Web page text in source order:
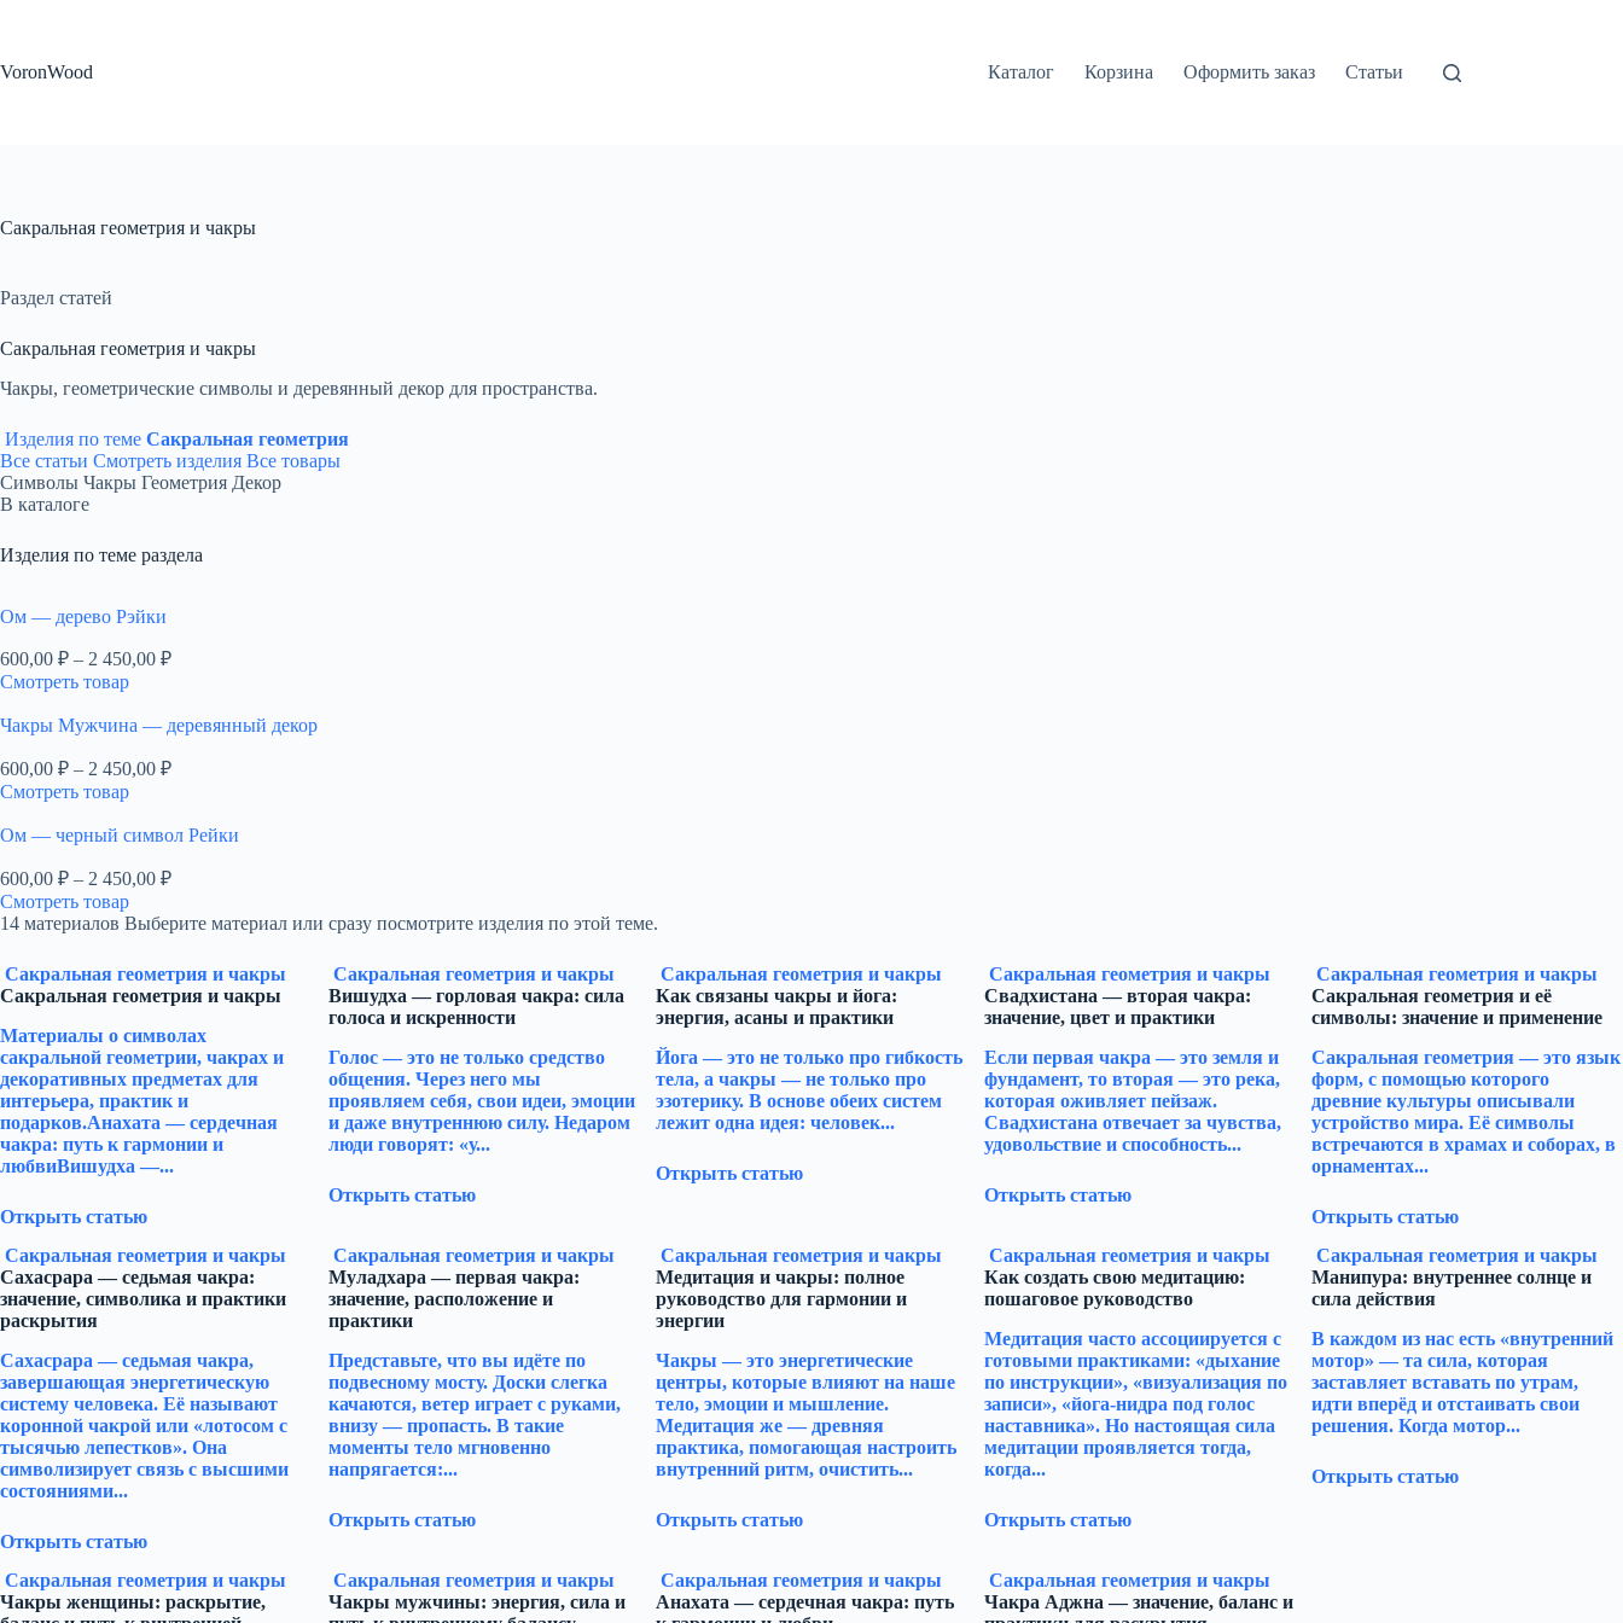
VoronWood
Каталог Корзина Оформить заказ Статьи
Сакральная геометрия и чакры
Раздел статей
Сакральная геометрия и чакры
Чакры, геометрические символы и деревянный декор для пространства.
Изделия по теме Сакральная геометрия
Все статьи Смотреть изделия Все товары
Символы Чакры Геометрия Декор
В каталоге
Изделия по теме раздела
Ом — дерево Рэйки
600,00 ₽ – 2 450,00 ₽Диапазон
–
450,00 ₽
Смотреть товар
Чакры Мужчина — деревянный декор
600,00 ₽ – 2 450,00 ₽Диапазон
–
450,00 ₽
Смотреть товар
Ом — черный символ Рейки
600,00 ₽ – 2 450,00 ₽Диапазон
600,00 ₽
450,00 ₽
Смотреть товар
14 материалов Выберите материал или сразу посмотрите изделия по этой теме.
Сакральная геометрия и чакры
Сакральная геометрия и чакры
Материалы о символах
сакральной геометрии, чакрах и
декоративных предметах для
интерьера, практик и
подарков.Анахата — сердечная
чакра: путь к гармонии и
любвиВишудха —...
Открыть статью
Сакральная геометрия и чакры
Вишудха — горловая чакра: сила
голоса и искренности
Голос — это не только средство
общения. Через него мы
проявляем себя, свои идеи, эмоции
и даже внутреннюю силу. Недаром
люди говорят: «у...
Открыть статью
Сакральная геометрия и чакры
Как связаны чакры и йога:
энергия, асаны и практики
Йога — это не только про гибкость
тела, а чакры — не только про
эзотерику. В основе обеих систем
лежит одна идея: человек...
Открыть статью
Сакральная геометрия и чакры
Свадхистана — вторая чакра:
значение, цвет и практики
Если первая чакра — это земля и
фундамент, то вторая — это река,
которая оживляет пейзаж.
Свадхистана отвечает за чувства,
удовольствие и способность...
Открыть статью
Сакральная геометрия и чакры
Сакральная геометрия и её
символы: значение и применение
Сакральная геометрия — это язык
форм, с помощью которого
древние культуры описывали
устройство мира. Её символы
встречаются в храмах и соборах, в
орнаментах...
Открыть статью
Сакральная геометрия и чакры
Сахасрара — седьмая чакра:
значение, символика и практики
раскрытия
Сахасрара — седьмая чакра,
завершающая энергетическую
систему человека. Её называют
коронной чакрой или «лотосом с
тысячью лепестков». Она
символизирует связь с высшими
состояниями...
Открыть статью
Сакральная геометрия и чакры
Муладхара — первая чакра:
значение, расположение и
практики
Представьте, что вы идёте по
подвесному мосту. Доски слегка
качаются, ветер играет с руками,
внизу — пропасть. В такие
моменты тело мгновенно
напрягается:...
Открыть статью
Сакральная геометрия и чакры
Медитация и чакры: полное
руководство для гармонии и
энергии
Чакры — это энергетические
центры, которые влияют на наше
тело, эмоции и мышление.
Медитация же — древняя
практика, помогающая настроить
внутренний ритм, очистить...
Открыть статью
Сакральная геометрия и чакры
Как создать свою медитацию:
пошаговое руководство
Медитация часто ассоциируется с
готовыми практиками: «дыхание
по инструкции», «визуализация по
записи», «йога-нидра под голос
наставника». Но настоящая сила
медитации проявляется тогда,
когда...
Открыть статью
Сакральная геометрия и чакры
Манипура: внутреннее солнце и
сила действия
В каждом из нас есть «внутренний
мотор» — та сила, которая
заставляет вставать по утрам,
идти вперёд и отстаивать свои
решения. Когда мотор...
Открыть статью
Сакральная геометрия и чакры
Чакры женщины: раскрытие,
Сакральная геометрия и чакры
Чакры мужчины: энергия, сила и
Сакральная геометрия и чакры
Анахата — сердечная чакра: путь
Сакральная геометрия и чакры
Чакра Аджна — значение, баланс и